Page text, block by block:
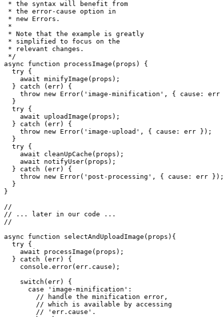
Diamo un'occhiata a un esempio.
/**
* A simple demonstration how
* the syntax will benefit from
* the error-cause option in
* new Errors.
*
* Note that the example is greatly
* simplified to focus on the
* relevant changes.
async function processImage(props) {
  try {
    await minifyImage(props);
  } catch (err) {
throw new Error('image-minification', { cause: err
  }
  try {
    await uploadImage(props);
  } catch (err) {
    throw new Error('image-upload', { cause: err });
  try {
    await cleanUpCache(props);
  } catch (err) {
    throw new Error('post-processing', { cause: err });
  }
// ... later in our code ...
  try {
    await processImage(props);
  } catch (err) {
    console.error(err.cause);